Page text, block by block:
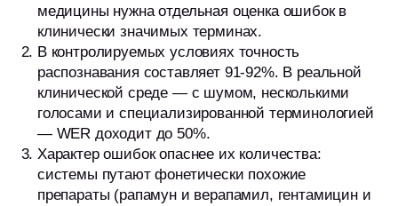
медицины нужна отдельная оценка ошибок в
клинически значимых терминах.
В контролируемых условиях точность
распознавания составляет 91-92%. В реальной
клинической среде — с шумом, несколькими
голосами и специализированной терминологией
— WER доходит до 50%.
Характер ошибок опаснее их количества:
системы путают фонетически похожие
препараты (рапамун и верапамил, гентамицин и